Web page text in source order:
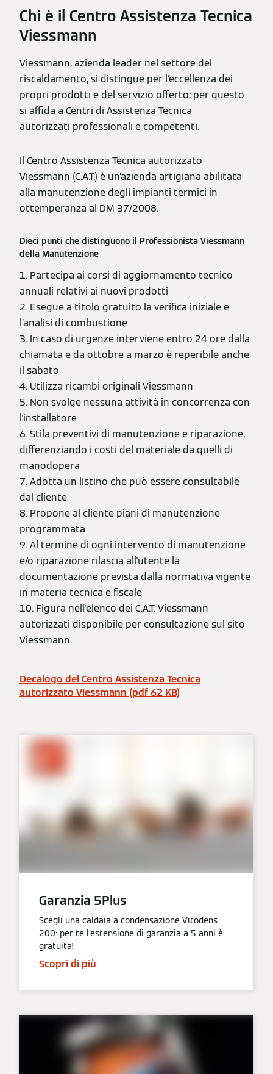
Chi è il Centro Assistenza Tecnica
Viessmann
Viessmann, azienda leader nel settore del
riscaldamento, si distingue per l’eccellenza dei
propri prodotti e del servizio offerto; per questo
si affida a Centri di Assistenza Tecnica
autorizzati professionali e competenti.
Il Centro Assistenza Tecnica autorizzato
Viessmann (C.A.T.) è un’azienda artigiana abilitata
alla manutenzione degli impianti termici in
ottemperanza al DM 37/2008.
Dieci punti che distinguono il Professionista Viessmann
della Manutenzione
1. Partecipa ai corsi di aggiornamento tecnico
annuali relativi ai nuovi prodotti
2. Esegue a titolo gratuito la verifica iniziale e
l’analisi di combustione
3. In caso di urgenze interviene entro 24 ore dalla
chiamata e da ottobre a marzo è reperibile anche
il sabato
4. Utilizza ricambi originali Viessmann
5. Non svolge nessuna attività in concorrenza con
l'installatore
6. Stila preventivi di manutenzione e riparazione,
differenziando i costi del materiale da quelli di
manodopera
7. Adotta un listino che può essere consultabile
dal cliente
8. Propone al cliente piani di manutenzione
programmata
9. Al termine di ogni intervento di manutenzione
e/o riparazione rilascia all'utente la
documentazione prevista dalla normativa vigente
in materia tecnica e fiscale
10. Figura nell'elenco dei C.A.T. Viessmann
autorizzati disponibile per consultazione sul sito
Viessmann.
Decalogo del Centro Assistenza Tecnica
autorizzato Viessmann (pdf 62 KB)
Garanzia 5Plus
Scegli una caldaia a condensazione Vitodens
200: per te l'estensione di garanzia a 5 anni è
gratuita!
Scopri di più